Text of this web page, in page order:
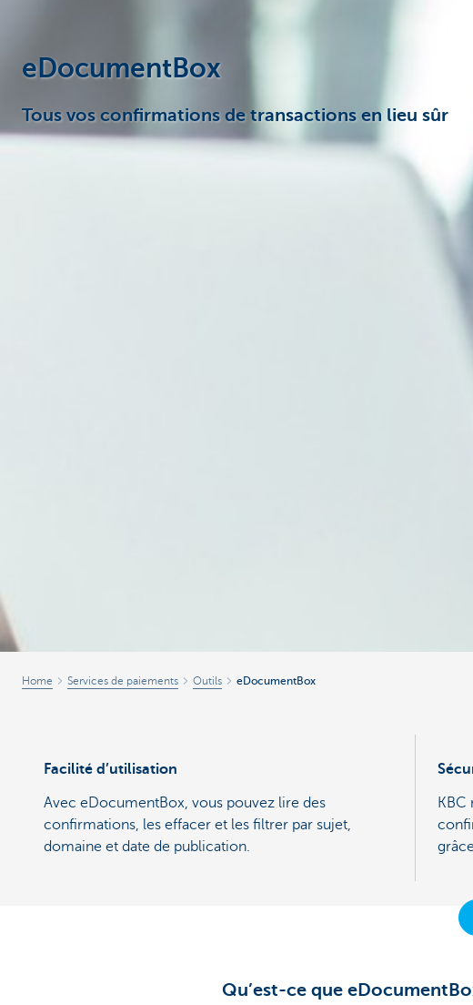
eDocumentBox
Tous vos confirmations de transactions en lieu sûr
Home Services de paiements Outils eDocumentBox
Facilité d’utilisation
Avec eDocumentBox, vous pouvez lire des
confirmations, les effacer et les filtrer par sujet,
domaine et date de publication.
Qu’est-ce que